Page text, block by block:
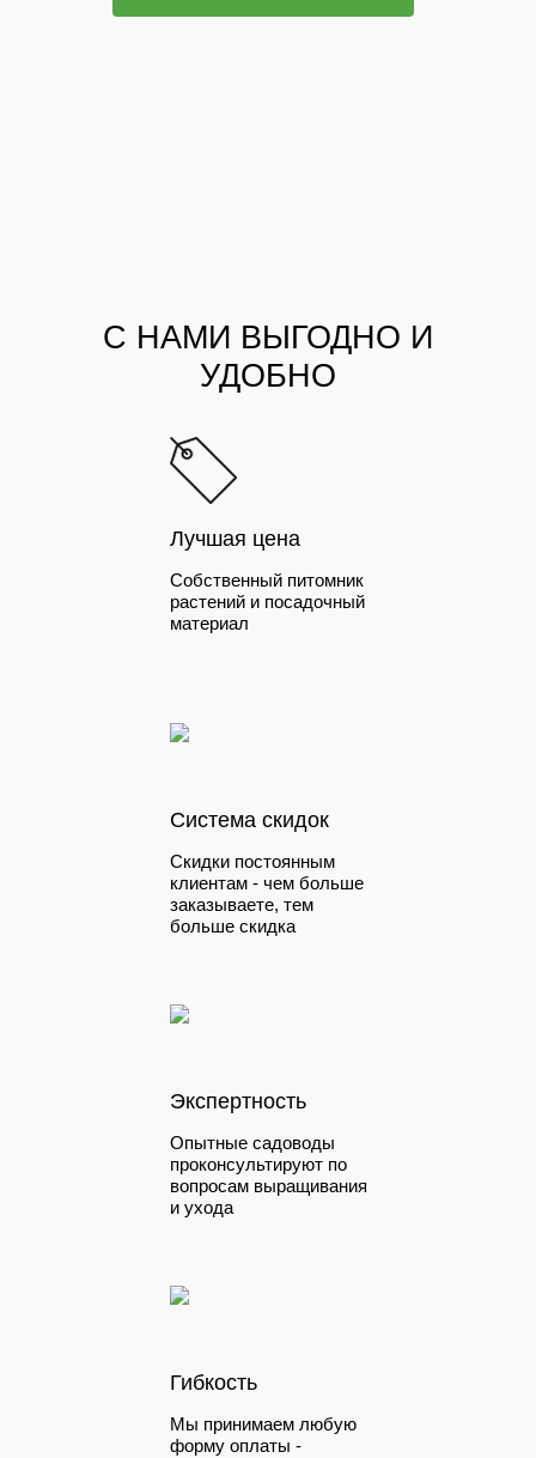
С НАМИ ВЫГОДНО И
УДОБНО
Лучшая цена
Собственный питомник
растений и посадочный
материал
Система скидок
Скидки постоянным
клиентам - чем больше
заказываете, тем
больше скидка
Экспертность
Опытные садоводы
проконсультируют по
вопросам выращивания
и ухода
Гибкость
Мы принимаем любую
форму оплаты -